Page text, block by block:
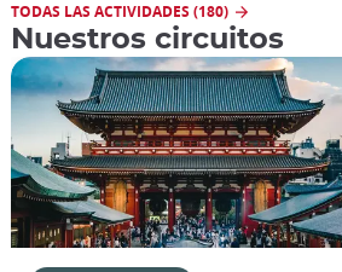
TODAS LAS ACTIVIDADES (180)
Nuestros circuitos